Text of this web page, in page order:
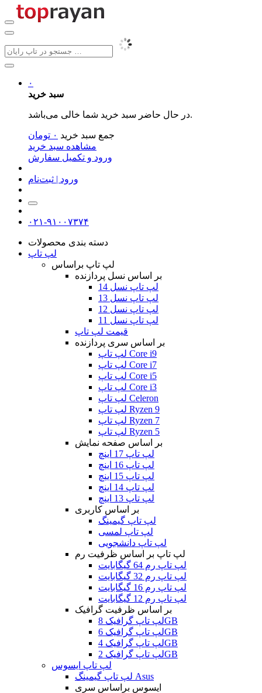
۰
سبد خرید
در حال حاضر سبد خرید شما خالی می‌باشد.
جمع سبد خرید ۰ تومان
مشاهده سبد خرید
ورود و تکمیل سفارش
ورود | ثبت‌نام
۰۲۱-۹۱۰۰۷۳۷۴
دسته بندی محصولات
لپ تاپ
لپ تاپ براساس
بر اساس نسل پردازنده
لپ تاپ نسل 14
لپ تاپ نسل 13
لپ تاپ نسل 12
لپ تاپ نسل 11
قیمت لپ تاپ
بر اساس سری پردازنده
لپ تاپ Core i9
لپ تاپ Core i7
لپ تاپ Core i5
لپ تاپ Core i3
لپ تاپ Celeron
لپ تاپ Ryzen 9
لپ تاپ Ryzen 7
لپ تاپ Ryzen 5
بر اساس صفحه نمایش
لپ تاپ 17 اینچ
لپ تاپ 16 اینچ
لپ تاپ 15 اینچ
لپ تاپ 14 اینچ
لپ تاپ 13 اینچ
بر اساس کاربری
لپ تاپ گیمینگ
لپ تاپ لمسی
لپ تاپ دانشجویی
لپ تاپ بر اساس ظرفیت رم
لپ تاپ رم 64 گیگابایت
لپ تاپ رم 32 گیگابایت
لپ تاپ رم 16 گیگابایت
لپ تاپ رم 12 گیگابایت
بر اساس ظرفیت گرافیک
لپ تاپ گرافیک 8GB
لپ تاپ گرافیک 6GB
لپ تاپ گرافیک 4GB
لپ تاپ گرافیک 2GB
لپ تاپ ایسوس
لپ تاپ گیمینگ Asus
ایسوس براساس سری